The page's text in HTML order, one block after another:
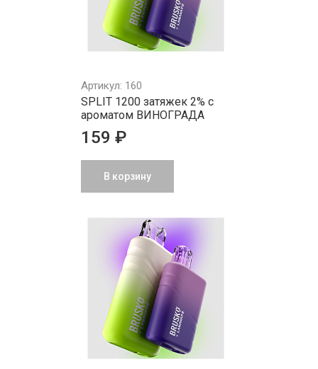
Артикул: 160
SPLIT 1200 затяжек 2% с
ароматом ВИНОГРАДА
159 ₽
В корзину